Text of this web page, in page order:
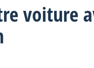
voiture